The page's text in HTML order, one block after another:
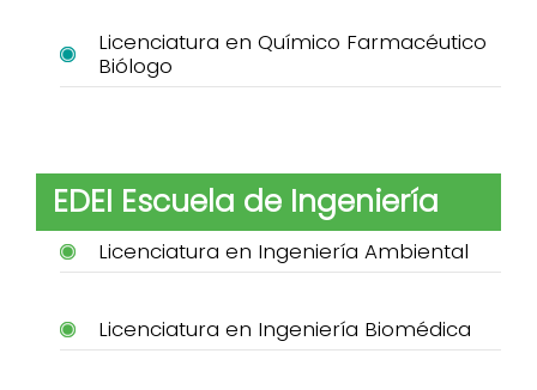
Licenciatura en Químico Farmacéutico
Biólogo
EDEI Escuela de Ingeniería
Licenciatura en Ingeniería Ambiental
Licenciatura en Ingeniería Biomédica